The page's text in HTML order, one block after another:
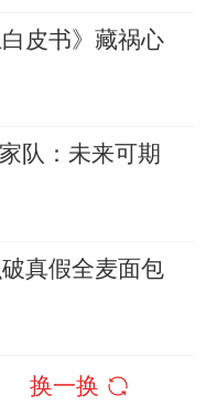
皮书》藏祸心
队：未来可期
真假全麦面包
换一换